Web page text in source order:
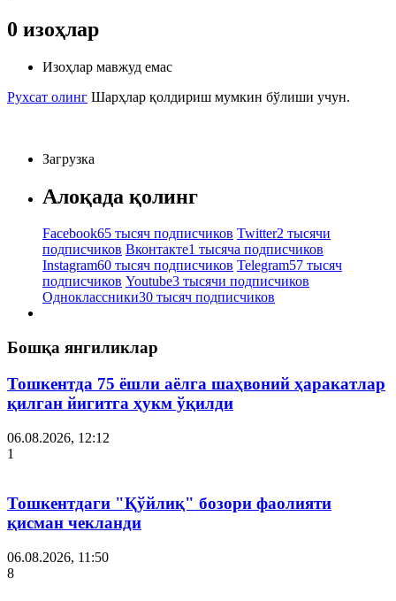
0 изоҳлар
Изоҳлар мавжуд емас
Рухсат олинг Шарҳлар қолдириш мумкин бўлиши учун.
Загрузка
Алоқада қолинг
Facebook65 тысяч подписчиков Twitter2 тысячи
подписчиков Вконтакте1 тысяча подписчиков
Instagram60 тысяч подписчиков Telegram57 тысяч
подписчиков Youtube3 тысячи подписчиков
Одноклассники30 тысяч подписчиков
Бошқа янгиликлар
Тошкентда 75 ёшли аёлга шаҳвоний ҳаракатлар
қилган йигитга ҳукм ўқилди
06.08.2026, 12:12
1
Тошкентдаги "Қўйлиқ" бозори фаолияти
қисман чекланди
06.08.2026, 11:50
8